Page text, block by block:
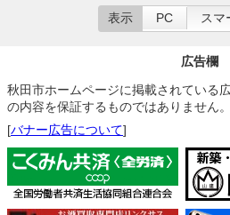
表示 PC スマ
広告欄
秋田市ホームページに掲載されている
の内容を保証するものではありません。
[バナー広告について]